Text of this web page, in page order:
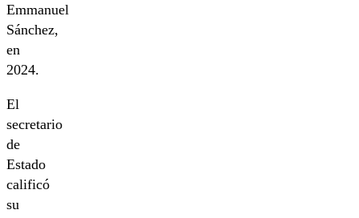
Emmanuel
Sánchez,
en
2024.
El
secretario
de
Estado
calificó
su